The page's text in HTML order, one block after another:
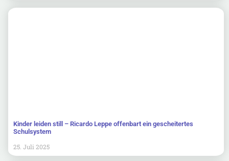
Kinder leiden still – Ricardo Leppe offenbart ein gescheitertes
Schulsystem
25. Juli 2025